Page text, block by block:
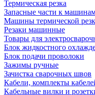
Термическая резка
Запасные части к
Машины термической
Резаки машинные
Товары для
Блок жидкостного
Блок подачи проволоки
Зажимы ручные
Зачистка сварочных швов
Кабели, комплекты
Кабельные вилки и